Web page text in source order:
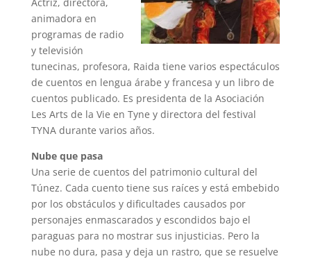
animadora en
programas de radio
y televisión
tunecinas, profesora, Raida tiene varios espectáculos
de cuentos en lengua árabe y francesa y un libro de
cuentos publicado. Es presidenta de la Asociación
Les Arts de la Vie en Tyne y directora del festival
TYNA durante varios años.
Nube que pasa
Una serie de cuentos del patrimonio cultural del
Túnez. Cada cuento tiene sus raíces y está embebido
por los obstáculos y dificultades causados por
personajes enmascarados y escondidos bajo el
paraguas para no mostrar sus injusticias. Pero la
nube no dura, pasa y deja un rastro, que se resuelve